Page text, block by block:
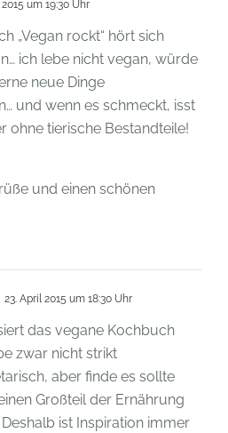
um 19:30 Uhr
„Vegan rockt“ hört sich
ich lebe nicht vegan, würde
neue Dinge
und wenn es schmeckt, isst
ohne tierische Bestandteile!
und einen schönen
23. April 2015 um 18:30 Uhr
das vegane Kochbuch
zwar nicht strikt
aber finde es sollte
Großteil der Ernährung
ist Inspiration immer